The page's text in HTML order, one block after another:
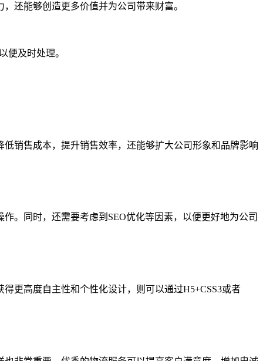
还能够创造更多价值并为公司带来财富。
便及时处理。
销售成本，提升销售效率，还能够扩大公司形象和品牌影响
。同时，还需要考虑到SEO优化等因素，以便更好地为公司
更高度自主性和个性化设计，则可以通过H5+CSS3或者